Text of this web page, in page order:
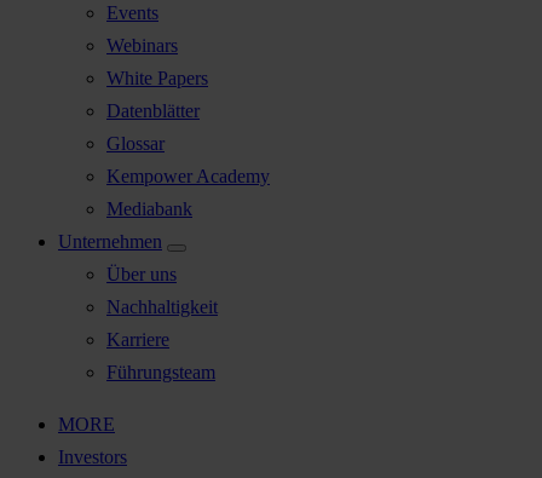
Events
Webinars
White Papers
Datenblätter
Glossar
Kempower Academy
Mediabank
Unternehmen
Über uns
Nachhaltigkeit
Karriere
Führungsteam
MORE
Investors